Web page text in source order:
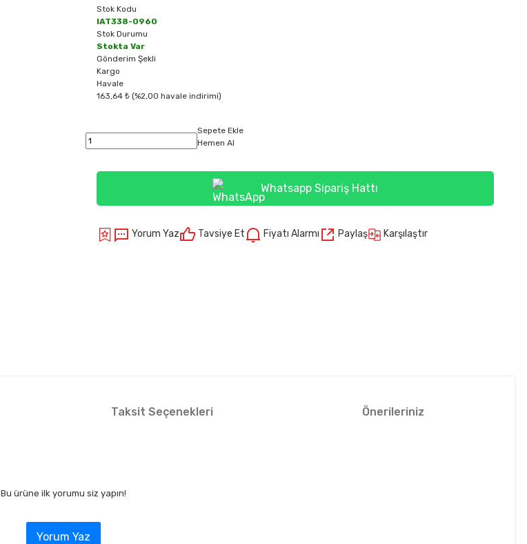
Stok Kodu
IAT338-0960
Stok Durumu
Stokta Var
Gönderim Şekli
Kargo
Havale
163,64 ₺ (%2,00 havale indirimi)
Sepete Ekle
Hemen Al
Whatsapp Sipariş Hattı
Yorum Yaz Tavsiye Et Fiyatı Alarmı Paylaş Karşılaştır
Taksit Seçenekleri Önerileriniz
Bu ürüne ilk yorumu siz yapın!
Yorum Yaz